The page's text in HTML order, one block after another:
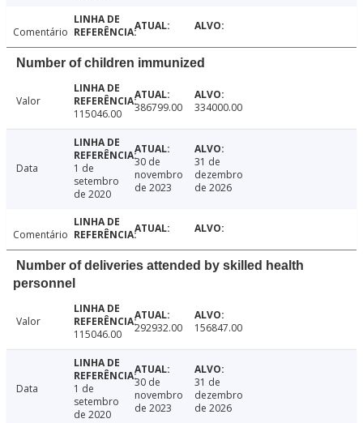
Comentário
Number of children immunized
Valor
115046.00
386799.00 334000.00
Data
1 de
setembro
de 2020
30 de
novembro
de 2023
31 de
dezembro
de 2026
Comentário
Number of deliveries attended by skilled health
personnel
Valor
115046.00
292932.00 156847.00
Data
1 de
setembro
de 2020
30 de
novembro
de 2023
31 de
dezembro
de 2026